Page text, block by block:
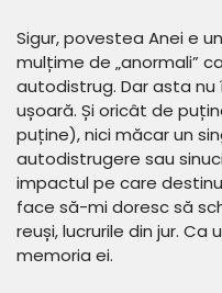
Sigur, povestea Anei e
mulțime de „anormali”
autodistrug. Dar asta
ușoară. Și oricât de
puține), nici măcar un
autodistrugere sau
impactul pe care
face să-mi doresc să
reuși, lucrurile din jur.
memoria ei.